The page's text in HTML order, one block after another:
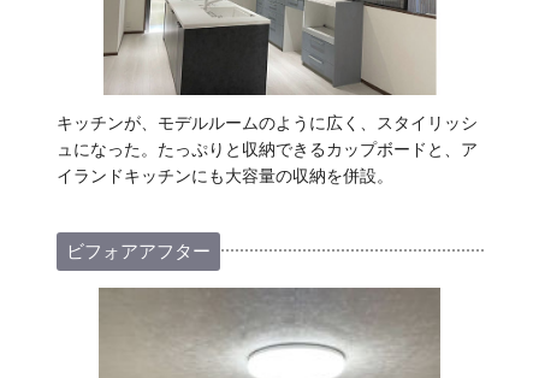
キッチンが、モデルルームのように広く、スタイリッシ
ュになった。たっぷりと収納できるカップボードと、ア
イランドキッチンにも大容量の収納を併設。
ビフォアアフター